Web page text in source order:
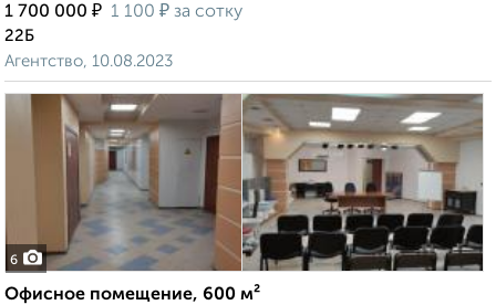
1 700 000 ₽ 1 100 ₽ за сотку
22Б
Агентство, 10.08.2023
6
Офисное помещение, 600 м²